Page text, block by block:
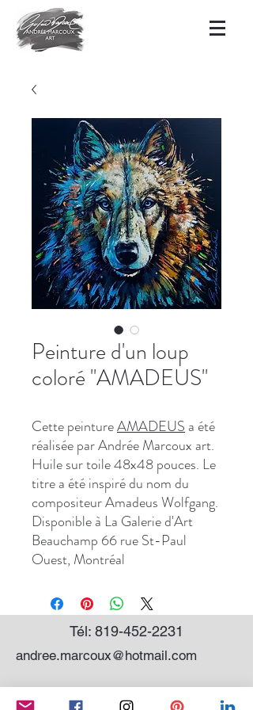
Peinture d'un loup
coloré ''AMADEUS''
Cette peintureAMADEUS a été
réalisée par Andrée Marcoux art.
Huile sur toile 48x48 pouces. Le
titre a été inspiré du nom du
compositeur Amadeus Wolfgang.
Disponible à La Galerie d'Art
Beauchamp 66 rue St-Paul
Ouest, Montréal
Tél: 819-452-2231
andree.marcoux@hotmail.com
Abonnez-vous à mon